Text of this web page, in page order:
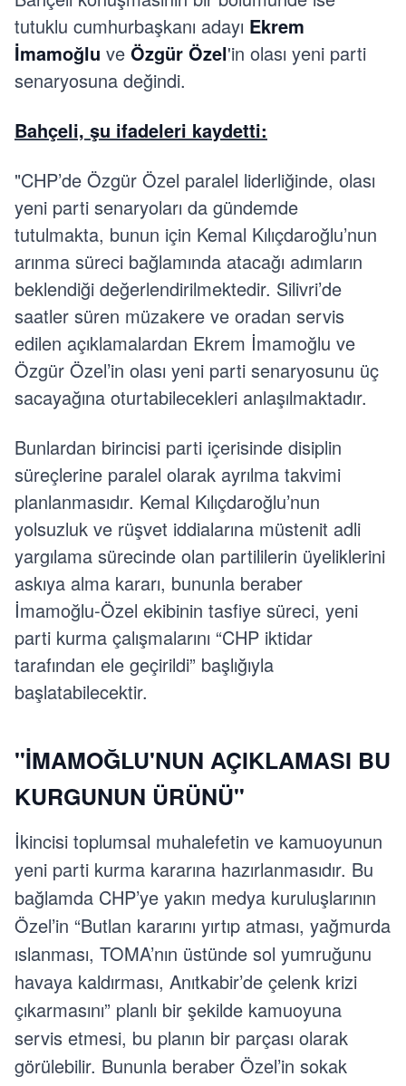
tutuklu cumhurbaşkanı adayı Ekrem
İmamoğlu ve Özgür Özel'in olası yeni parti
senaryosuna değindi.
Bahçeli, şu ifadeleri kaydetti:
"CHP’de Özgür Özel paralel liderliğinde, olası
yeni parti senaryoları da gündemde
tutulmakta, bunun için Kemal Kılıçdaroğlu’nun
arınma süreci bağlamında atacağı adımların
beklendiği değerlendirilmektedir. Silivri’de
saatler süren müzakere ve oradan servis
edilen açıklamalardan Ekrem İmamoğlu ve
Özgür Özel’in olası yeni parti senaryosunu üç
sacayağına oturtabilecekleri anlaşılmaktadır.
Bunlardan birincisi parti içerisinde disiplin
süreçlerine paralel olarak ayrılma takvimi
planlanmasıdır. Kemal Kılıçdaroğlu’nun
yolsuzluk ve rüşvet iddialarına müstenit adli
yargılama sürecinde olan partililerin üyeliklerini
askıya alma kararı, bununla beraber
İmamoğlu-Özel ekibinin tasfiye süreci, yeni
parti kurma çalışmalarını “CHP iktidar
tarafından ele geçirildi” başlığıyla
başlatabilecektir.
"İMAMOĞLU'NUN AÇIKLAMASI BU
KURGUNUN ÜRÜNÜ"
İkincisi toplumsal muhalefetin ve kamuoyunun
yeni parti kurma kararına hazırlanmasıdır. Bu
bağlamda CHP’ye yakın medya kuruluşlarının
Özel’in “Butlan kararını yırtıp atması, yağmurda
ıslanması, TOMA’nın üstünde sol yumruğunu
havaya kaldırması, Anıtkabir’de çelenk krizi
çıkarmasını” planlı bir şekilde kamuoyuna
servis etmesi, bu planın bir parçası olarak
görülebilir. Bununla beraber Özel’in sokak